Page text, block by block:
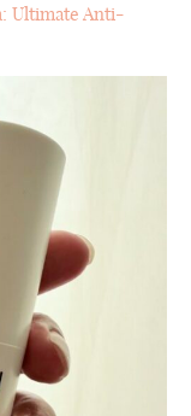
Ultimate Anti-